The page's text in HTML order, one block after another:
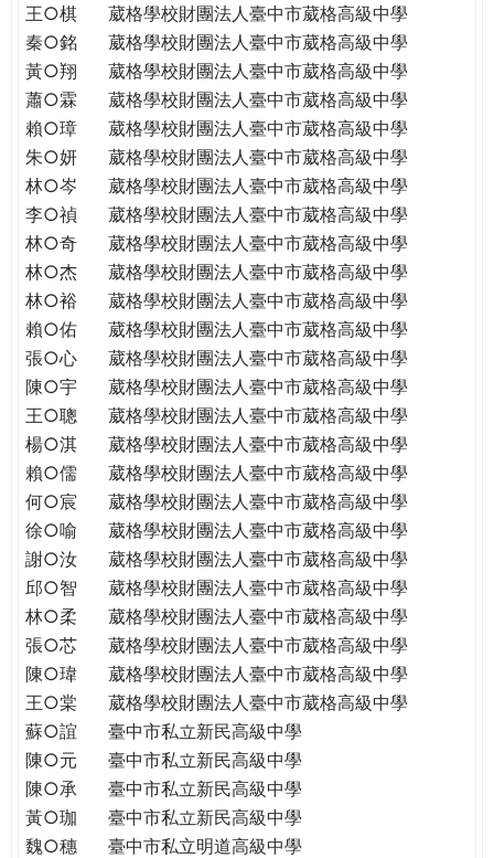
王○棋
葳格學校財團法人臺中市葳格高級中學
秦○銘
葳格學校財團法人臺中市葳格高級中學
黃○翔
葳格學校財團法人臺中市葳格高級中學
蕭○霖
葳格學校財團法人臺中市葳格高級中學
賴○璋
葳格學校財團法人臺中市葳格高級中學
朱○妍
葳格學校財團法人臺中市葳格高級中學
林○岑
葳格學校財團法人臺中市葳格高級中學
李○禎
葳格學校財團法人臺中市葳格高級中學
林○奇
葳格學校財團法人臺中市葳格高級中學
林○杰
葳格學校財團法人臺中市葳格高級中學
林○裕
葳格學校財團法人臺中市葳格高級中學
賴○佑
葳格學校財團法人臺中市葳格高級中學
張○心
葳格學校財團法人臺中市葳格高級中學
陳○宇
葳格學校財團法人臺中市葳格高級中學
王○聰
葳格學校財團法人臺中市葳格高級中學
楊○淇
葳格學校財團法人臺中市葳格高級中學
賴○儒
葳格學校財團法人臺中市葳格高級中學
何○宸
葳格學校財團法人臺中市葳格高級中學
徐○喻
葳格學校財團法人臺中市葳格高級中學
謝○汝
葳格學校財團法人臺中市葳格高級中學
邱○智
葳格學校財團法人臺中市葳格高級中學
林○柔
葳格學校財團法人臺中市葳格高級中學
張○芯
葳格學校財團法人臺中市葳格高級中學
陳○瑋
葳格學校財團法人臺中市葳格高級中學
王○棠
葳格學校財團法人臺中市葳格高級中學
蘇○誼
臺中市私立新民高級中學
陳○元
臺中市私立新民高級中學
陳○承
臺中市私立新民高級中學
黃○珈
臺中市私立新民高級中學
魏○穗
臺中市私立明道高級中學